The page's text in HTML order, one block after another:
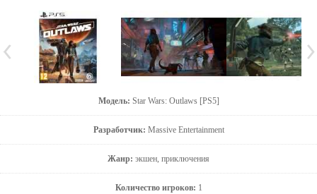
Модель: Star Wars: Outlaws [PS5]
Разработчик: Massive Entertainment
Жанр: экшен, приключения
Количество игроков: 1